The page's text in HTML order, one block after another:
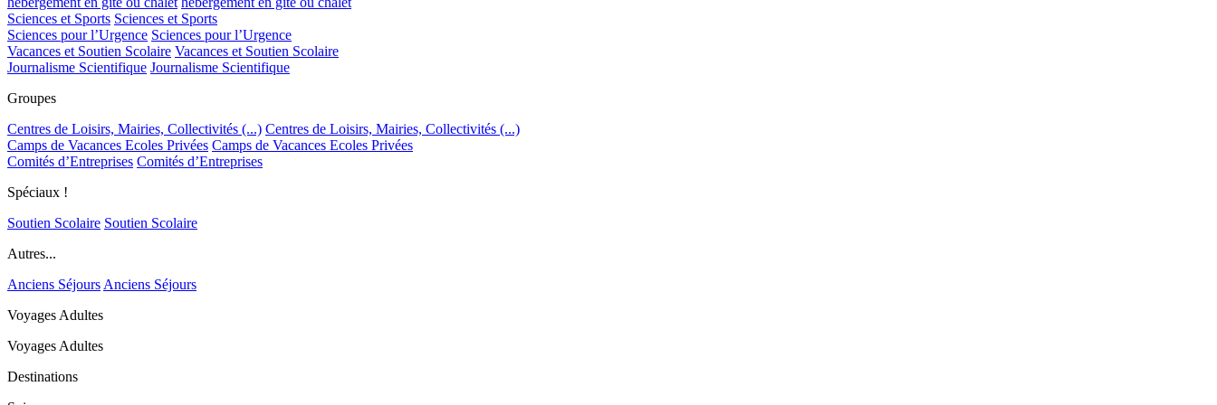
Sciences et Sports Sciences et Sports
Sciences pour l’Urgence Sciences pour l’Urgence
Vacances et Soutien Scolaire Vacances et Soutien Scolaire
Journalisme Scientifique Journalisme Scientifique
Groupes
Centres de Loisirs, Mairies, Collectivités (...) Centres de Loisirs, Mairies, Collectivités (...)
Camps de Vacances Ecoles Privées Camps de Vacances Ecoles Privées
Comités d’Entreprises Comités d’Entreprises
Spéciaux !
Soutien Scolaire Soutien Scolaire
Autres...
Anciens Séjours Anciens Séjours
Voyages Adultes
Voyages Adultes
Destinations